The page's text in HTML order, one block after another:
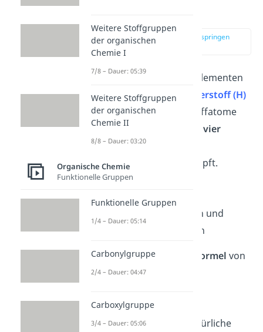
zur Stelle im Video springen
(00:52)
Alkane sind nur aus den Elementen
Kohlenstoff (C)und Wasserstoff (H)
aufgebaut. Alle Kohlenstoffatome
sind dabei im Molekül mitvier
weiteren Atomen über
Einfachbindungen
verknüpft.
-Einfachbindungen und
-Einfachbindungen
Dieallgemeine Summenformel von
Alkanen lautet deshalb:
Dabei ist n eine ganze natürliche
Weitere Stoffgruppen
der organischen
Chemie I
7/8 – Dauer: 05:39
Weitere Stoffgruppen
der organischen
Chemie II
8/8 – Dauer: 03:20
Organische Chemie
Funktionelle Gruppen
Funktionelle Gruppen
1/4 – Dauer: 05:14
Carbonylgruppe
2/4 – Dauer: 04:47
Carboxylgruppe
3/4 – Dauer: 05:06